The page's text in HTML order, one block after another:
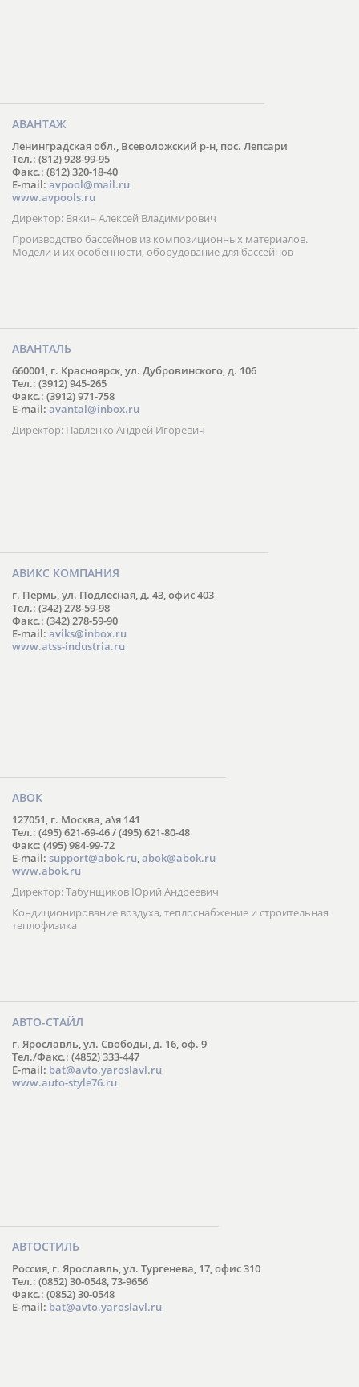
АВАНТАЖ
Ленинградская обл., Всеволожский р-н, пос. Лепсари
Тел.: (812) 928-99-95
Факс.: (812) 320-18-40
E-mail: avpool@mail.ru
www.avpools.ru
Директор: Вякин Алексей Владимирович
Производство бассейнов из композиционных материалов.
Модели и их особенности, оборудование для бассейнов
АВАНТАЛЬ
660001, г. Красноярск, ул. Дубровинского, д. 106
Тел.: (3912) 945-265
Факс.: (3912) 971-758
E-mail: avantal@inbox.ru
Директор: Павленко Андрей Игоревич
АВИКС КОМПАНИЯ
г. Пермь, ул. Подлесная, д. 43, офис 403
Тел.: (342) 278-59-98
Факс.: (342) 278-59-90
E-mail: aviks@inbox.ru
www.atss-industria.ru
АВОК
127051, г. Москва, а\я 141
Тел.: (495) 621-69-46 / (495) 621-80-48
Факс: (495) 984-99-72
E-mail: support@abok.ru,abok@abok.ru
www.abok.ru
Директор: Табунщиков Юрий Андреевич
Кондиционирование воздуха, теплоснабжение и строительная
теплофизика
АВТО-СТАЙЛ
г. Ярославль, ул. Свободы, д. 16, оф. 9
Тел./Факс.: (4852) 333-447
E-mail: bat@avto.yaroslavl.ru
www.auto-style76.ru
АВТОСТИЛЬ
Россия, г. Ярославль, ул. Тургенева, 17, офис 310
Тел.: (0852) 30-0548, 73-9656
Факс.: (0852) 30-0548
E-mail: bat@avto.yaroslavl.ru